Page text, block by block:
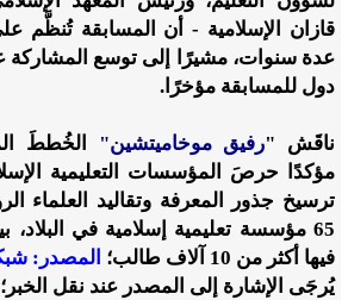
قازان الإسلامية - أن المسابقة تُنظَّم
عدة سنوات، مشيرًا إلى توسع المشاركة
دول للمسابقة مؤخرًا.
ناقَش "رفيق موخاميتشين"
الخُططَ
مؤكدًا حرصَ المؤسسات التعليمية
ترسيخ جذور المعرفة وتقاليد العلماء
فيها أكثر من 10 آلاف طالب؛
المصدر:
يُرجَى الإشارة إلى المصدر عند نقل الخبر؛